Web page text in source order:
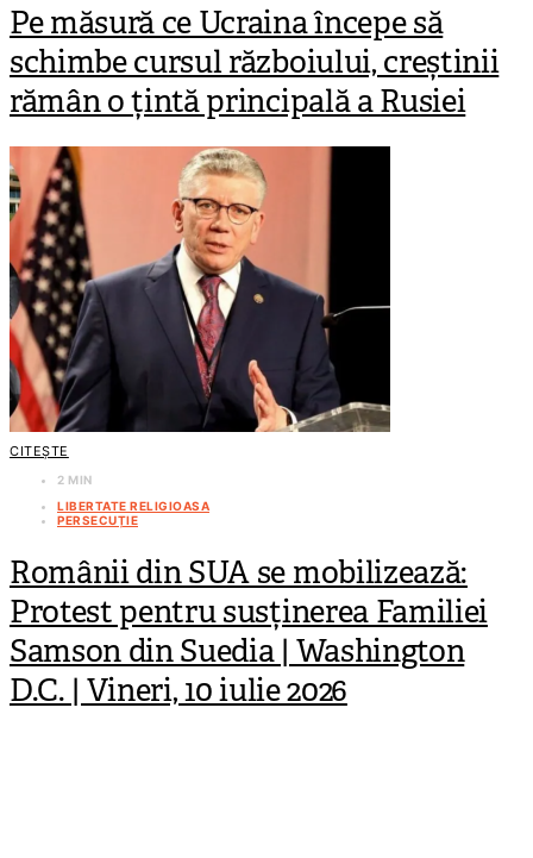
Pe măsură ce Ucraina începe să
schimbe cursul războiului, creștinii
rămân o țintă principală a Rusiei
CITEȘTE
2 MIN
LIBERTATE RELIGIOASA
PERSECUȚIE
Românii din SUA se mobilizează:
Protest pentru susținerea Familiei
Samson din Suedia | Washington
D.C. | Vineri, 10 iulie 2026